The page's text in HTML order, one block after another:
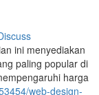
ini menyediakan
paling popular di
harga
web-design-